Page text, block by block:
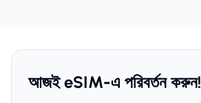
আজই eSIM-এ পরিবর্তন করুন!